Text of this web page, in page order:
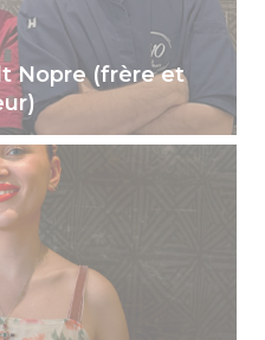
Nopre (frère et